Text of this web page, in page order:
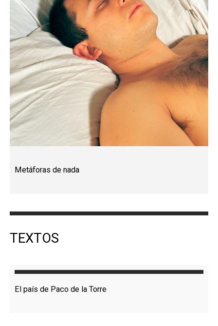
Metáforas de nada
TEXTOS
El país de Paco de la Torre